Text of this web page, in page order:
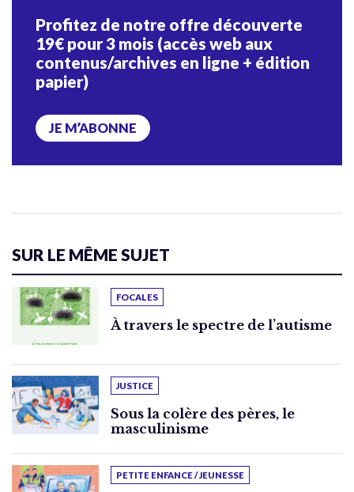
Profitez de notre offre découverte
19€ pour 3 mois (accès web aux
contenus/archives en ligne + édition
papier)
JE M’ABONNE
SUR LE MÊME SUJET
FOCALES
À travers le spectre de l’autisme
JUSTICE
Sous la colère des pères, le
masculinisme
PETITE ENFANCE / JEUNESSE